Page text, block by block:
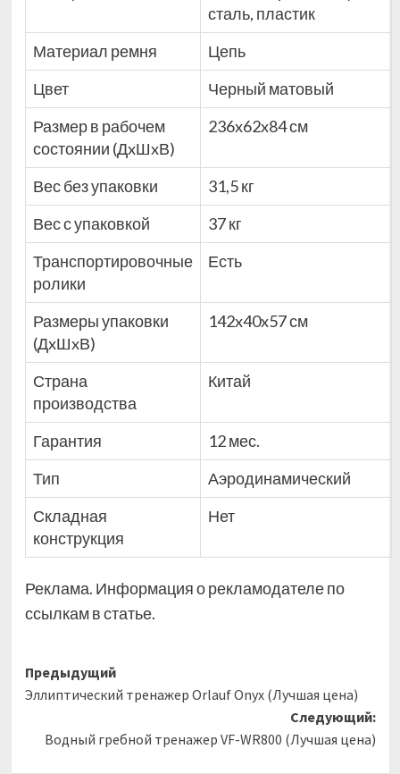
сталь, пластик
Материал ремня
Цепь
Цвет
Черный матовый
Размер в рабочем
состоянии (ДxШxВ)
236x62x84 см
Вес без упаковки
31,5 кг
Вес с упаковкой
37 кг
Транспортировочные
ролики
Есть
Размеры упаковки
(ДxШxВ)
142x40x57 см
Страна
производства
Китай
Гарантия
12 мес.
Тип
Аэродинамический
Складная
конструкция
Нет
Реклама. Информация о рекламодателе по
ссылкам в статье.
Навигация
записи
Предыдущий
Эллиптический тренажер Orlauf Onyx (Лучшая цена)
Следующий:
Водный гребной тренажер VF-WR800 (Лучшая цена)